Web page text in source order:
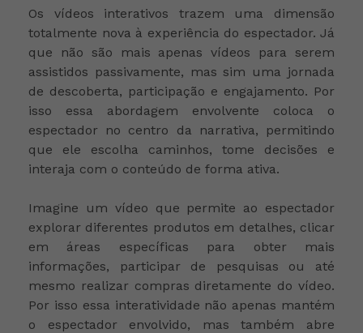
Os vídeos interativos trazem uma dimensão
totalmente nova à experiência do espectador. Já
que não são mais apenas vídeos para serem
assistidos passivamente, mas sim uma jornada
de descoberta, participação e engajamento. Por
isso essa abordagem envolvente coloca o
espectador no centro da narrativa, permitindo
que ele escolha caminhos, tome decisões e
interaja com o conteúdo de forma ativa.
Imagine um vídeo que permite ao espectador
explorar diferentes produtos em detalhes, clicar
em áreas específicas para obter mais
informações, participar de pesquisas ou até
mesmo realizar compras diretamente do vídeo.
Por isso essa interatividade não apenas mantém
o espectador envolvido, mas também abre